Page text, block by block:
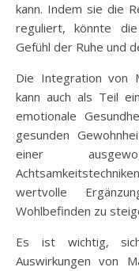
kann. Indem sie die
reguliert, könnte
Gefühl der Ruhe und
Die Integration von
kann auch als Teil
emotionale
gesunden
einer
wertvolle
Wohlbefinden zu
Es ist wichtig,
Auswirkungen von